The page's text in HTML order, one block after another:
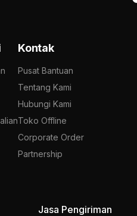
Kontak
Pusat Bantuan
Tentang Kami
Hubungi Kami
Toko Offline
Corporate Order
Partnership
Jasa Pengiriman